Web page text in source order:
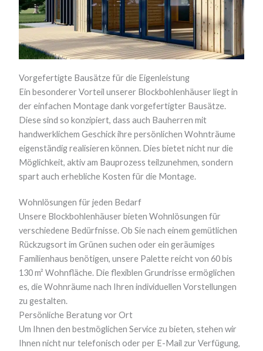
Vorgefertigte Bausätze für die Eigenleistung
Ein besonderer Vorteil unserer Blockbohlenhäuser liegt in
der einfachen Montage dank vorgefertigter Bausätze.
Diese sind so konzipiert, dass auch Bauherren mit
handwerklichem Geschick ihre persönlichen Wohnträume
eigenständig realisieren können. Dies bietet nicht nur die
Möglichkeit, aktiv am Bauprozess teilzunehmen, sondern
spart auch erhebliche Kosten für die Montage.
Wohnlösungen für jeden Bedarf
Unsere Blockbohlenhäuser bieten Wohnlösungen für
verschiedene Bedürfnisse. Ob Sie nach einem gemütlichen
Rückzugsort im Grünen suchen oder ein geräumiges
Familienhaus benötigen, unsere Palette reicht von 60 bis
130 m² Wohnfläche. Die flexiblen Grundrisse ermöglichen
es, die Wohnräume nach Ihren individuellen Vorstellungen
zu gestalten.
Persönliche Beratung vor Ort
Um Ihnen den bestmöglichen Service zu bieten, stehen wir
Ihnen nicht nur telefonisch oder per E-Mail zur Verfügung,